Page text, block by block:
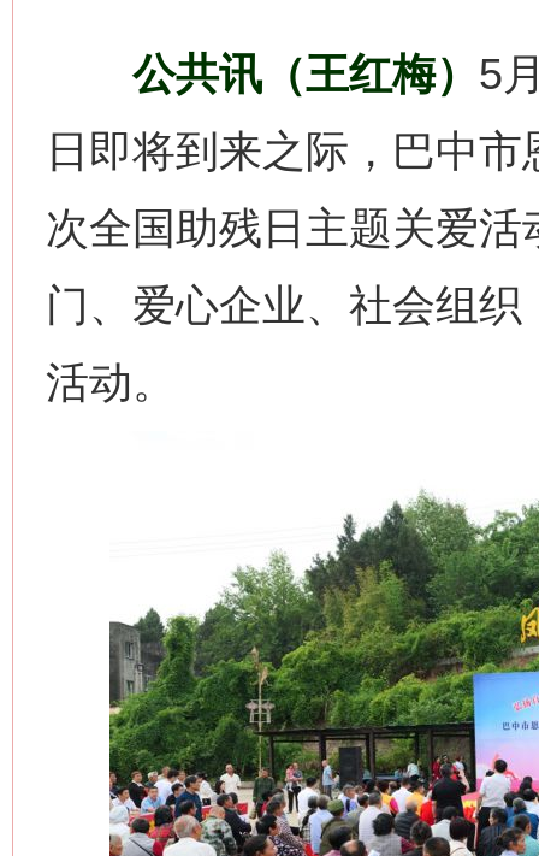
公共讯（王红梅） 5
日即将到来之际，巴中
次全国助残日主题关爱
门、爱心企业、社会组
活动。